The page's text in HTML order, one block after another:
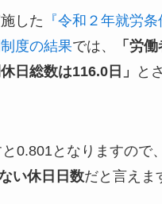
した 『令和２年就労
度の結果では、
「労
日総数は116.0日」
と
0.801となりますので、
い休日日数だと言えま